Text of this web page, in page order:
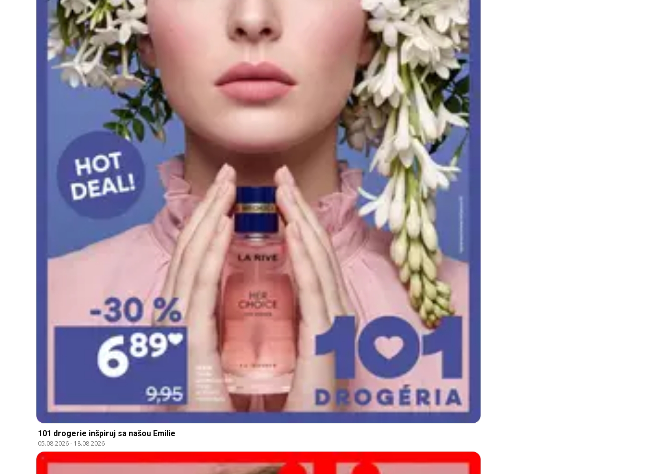
101 drogerie inšpiruj sa našou Emilie
05.08.2026- 18.08.2026